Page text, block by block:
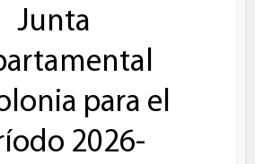
Junta
para el
2026-